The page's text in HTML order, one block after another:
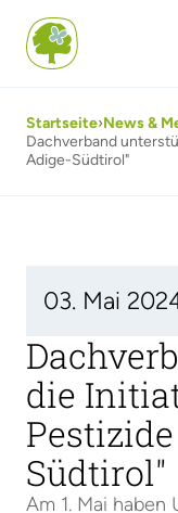
Startseite›News &
Dachverband
Adige-Südtirol"
03. Mai
die
Südtirol"
Am 1. Mai